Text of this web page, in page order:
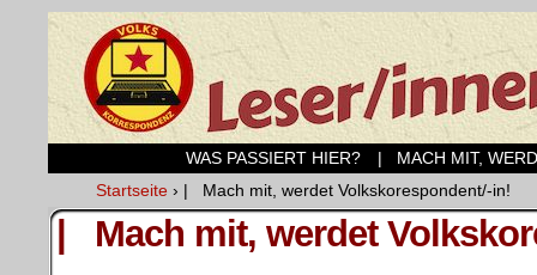
WAS PASSIERT HIER?
| MACH MIT,
Startseite › | Mach mit, werdet Volkskorespondent/-in!
| Mach mit, werdet